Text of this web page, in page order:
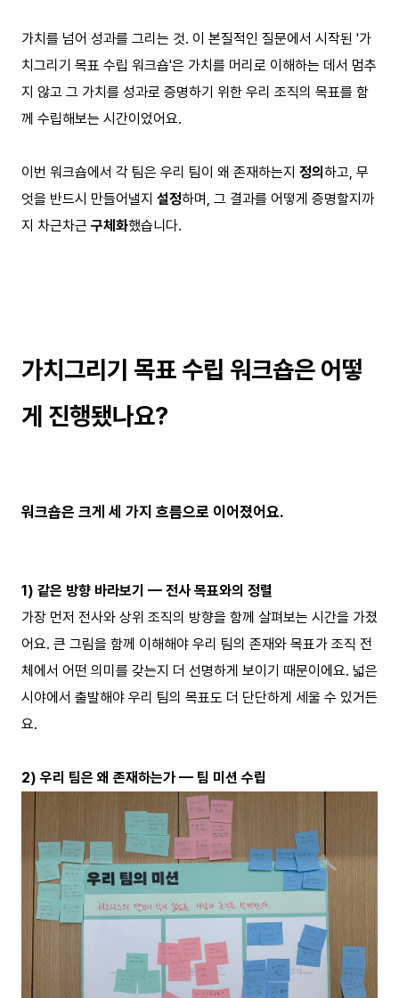
가치를 넘어 성과를 그리는 것. 이 본질적인 질문에서 시작된 '가
치그리기 목표 수립 워크숍'은 가치를 머리로 이해하는 데서 멈추
지 않고 그 가치를 성과로 증명하기 위한 우리 조직의 목표를 함
께 수립해보는 시간이었어요.
이번 워크숍에서 각 팀은 우리 팀이 왜 존재하는지 정의 하고, 무
엇을 반드시 만들어낼지 설정하며, 그 결과를 어떻게 증명할지까
지 차근차근 구체화했습니다.
가치그리기 목표 수립 워크숍은 어떻
게 진행됐나요?
워크숍은 크게 세 가지 흐름으로 이어졌어요.
1) 같은 방향 바라보기 — 전사 목표와의 정렬
가장 먼저 전사와 상위 조직의 방향을 함께 살펴보는 시간을 가졌
어요. 큰 그림을 함께 이해해야 우리 팀의 존재와 목표가 조직 전
체에서 어떤 의미를 갖는지 더 선명하게 보이기 때문이에요. 넓은
시야에서 출발해야 우리 팀의 목표도 더 단단하게 세울 수 있거든
요.
2) 우리 팀은 왜 존재하는가 — 팀 미션 수립